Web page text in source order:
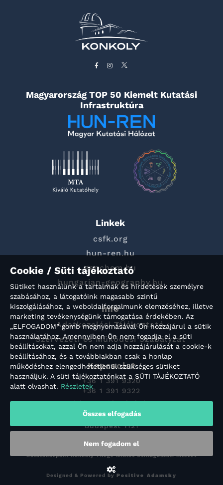
Magyarország TOP 50 Kiemelt Kutatási
Infrastruktúra
Linkek
csfk.org
hun-ren.hu
geochem.hu
hungarian-geography.hu
Info
Adatkezelési Tájékoztató
Szervezeti és Működési Szabályzat
Kapcsolat
+36 1 391 9320
+36 1 391 9322
titkarsag@konkoly.hu
Konkoly-Thege Miklós út 15-17.
Budapest 1121
Copyright © 2022 HUN-REN Csillagászati és Földtudományi
Kutatóközpont Konkoly Thege Miklós Csillagászati Intézet
Designed & Powered by Positive Adamsky
Cookie / Süti tájékoztató
Sütiket használunk a tartalmak és hirdetések személyre
szabásához, a látogatóink magasabb szintű
kiszolgálásához, a weboldalforgalmunk elemzéséhez, illetve
marketing tevékenységünk támogatása érdekében. Az
„ELFOGADOM” gomb megnyomásával Ön hozzájárul a sütik
használatához. Amennyiben Ön nem fogadja el a süti
beállításokat, azzal Ön nem adja hozzájárulását a cookie-k
beállításához, és a továbbiakban csak a honlap
működéshez elengedhetetlenül szükséges sütiket
használjuk. A süti tájékoztatónkat a SÜTI TÁJÉKOZTATÓ
alatt olvashat. Részletek
Összes elfogadás
Nem fogadom el